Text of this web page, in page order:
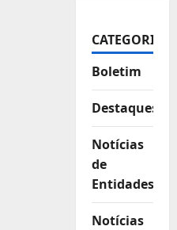
CATEGORIAS
Boletim
Destaques
Notícias
de
Entidades
Notícias